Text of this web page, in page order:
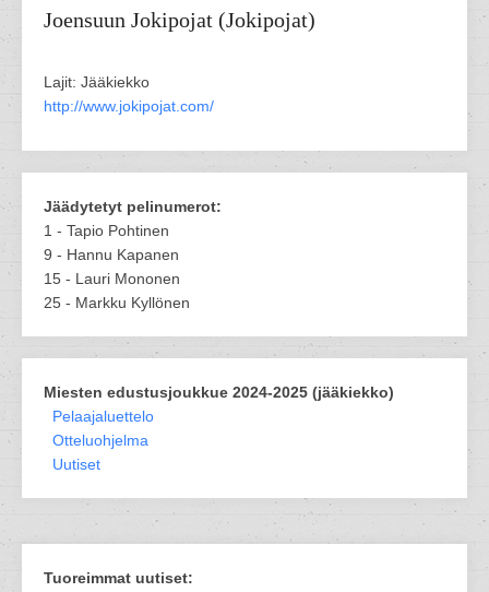
Joensuun Jokipojat (Jokipojat)
Lajit: Jääkiekko
http://www.jokipojat.com/
Jäädytetyt pelinumerot:
1 - Tapio Pohtinen
9 - Hannu Kapanen
15 - Lauri Mononen
25 - Markku Kyllönen
Miesten edustusjoukkue 2024-2025 (jääkiekko)
Pelaajaluettelo
Otteluohjelma
Uutiset
Tuoreimmat uutiset: